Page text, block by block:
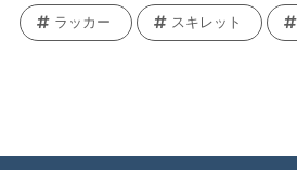
ラッカー スキレット